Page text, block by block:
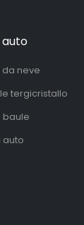
neve
tergicristallo
baule
auto